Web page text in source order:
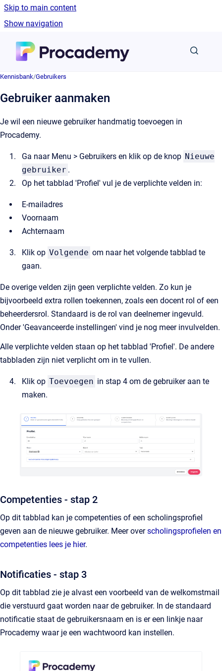
Skip to main content
Show navigation
Kennisbank/Gebruikers
Gebruiker aanmaken
Je wil een nieuwe gebruiker handmatig toevoegen in
Procademy.
Ga naar Menu > Gebruikers en klik op de knop Nieuwe
gebruiker .
Op het tabblad 'Profiel' vul je de verplichte velden in:
E-mailadres
Voornaam
Achternaam
Klik op Volgende om naar het volgende tabblad te
gaan.
De overige velden zijn geen verplichte velden. Zo kun je
bijvoorbeeld extra rollen toekennen, zoals een docent rol of een
beheerdersrol. Standaard is de rol van deelnemer ingevuld.
Onder 'Geavanceerde instellingen' vind je nog meer invulvelden.
Alle verplichte velden staan op het tabblad 'Profiel'. De andere
tabbladen zijn niet verplicht om in te vullen.
Klik op Toevoegen in stap 4 om de gebruiker aan te
maken.
Competenties - stap 2
Op dit tabblad kan je competenties of een scholingsprofiel
geven aan de nieuwe gebruiker. Meer overscholingsprofielen en
competenties lees je hier.
Notificaties - stap 3
Op dit tabblad zie je alvast een voorbeeld van de welkomstmail
die verstuurd gaat worden naar de gebruiker. In de standaard
notificatie staat de gebruikersnaam en is er een linkje naar
Procademy waar je een wachtwoord kan instellen.